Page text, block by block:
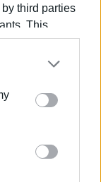
third parties
This
to third parties
that may
or more
information
consent to
data for